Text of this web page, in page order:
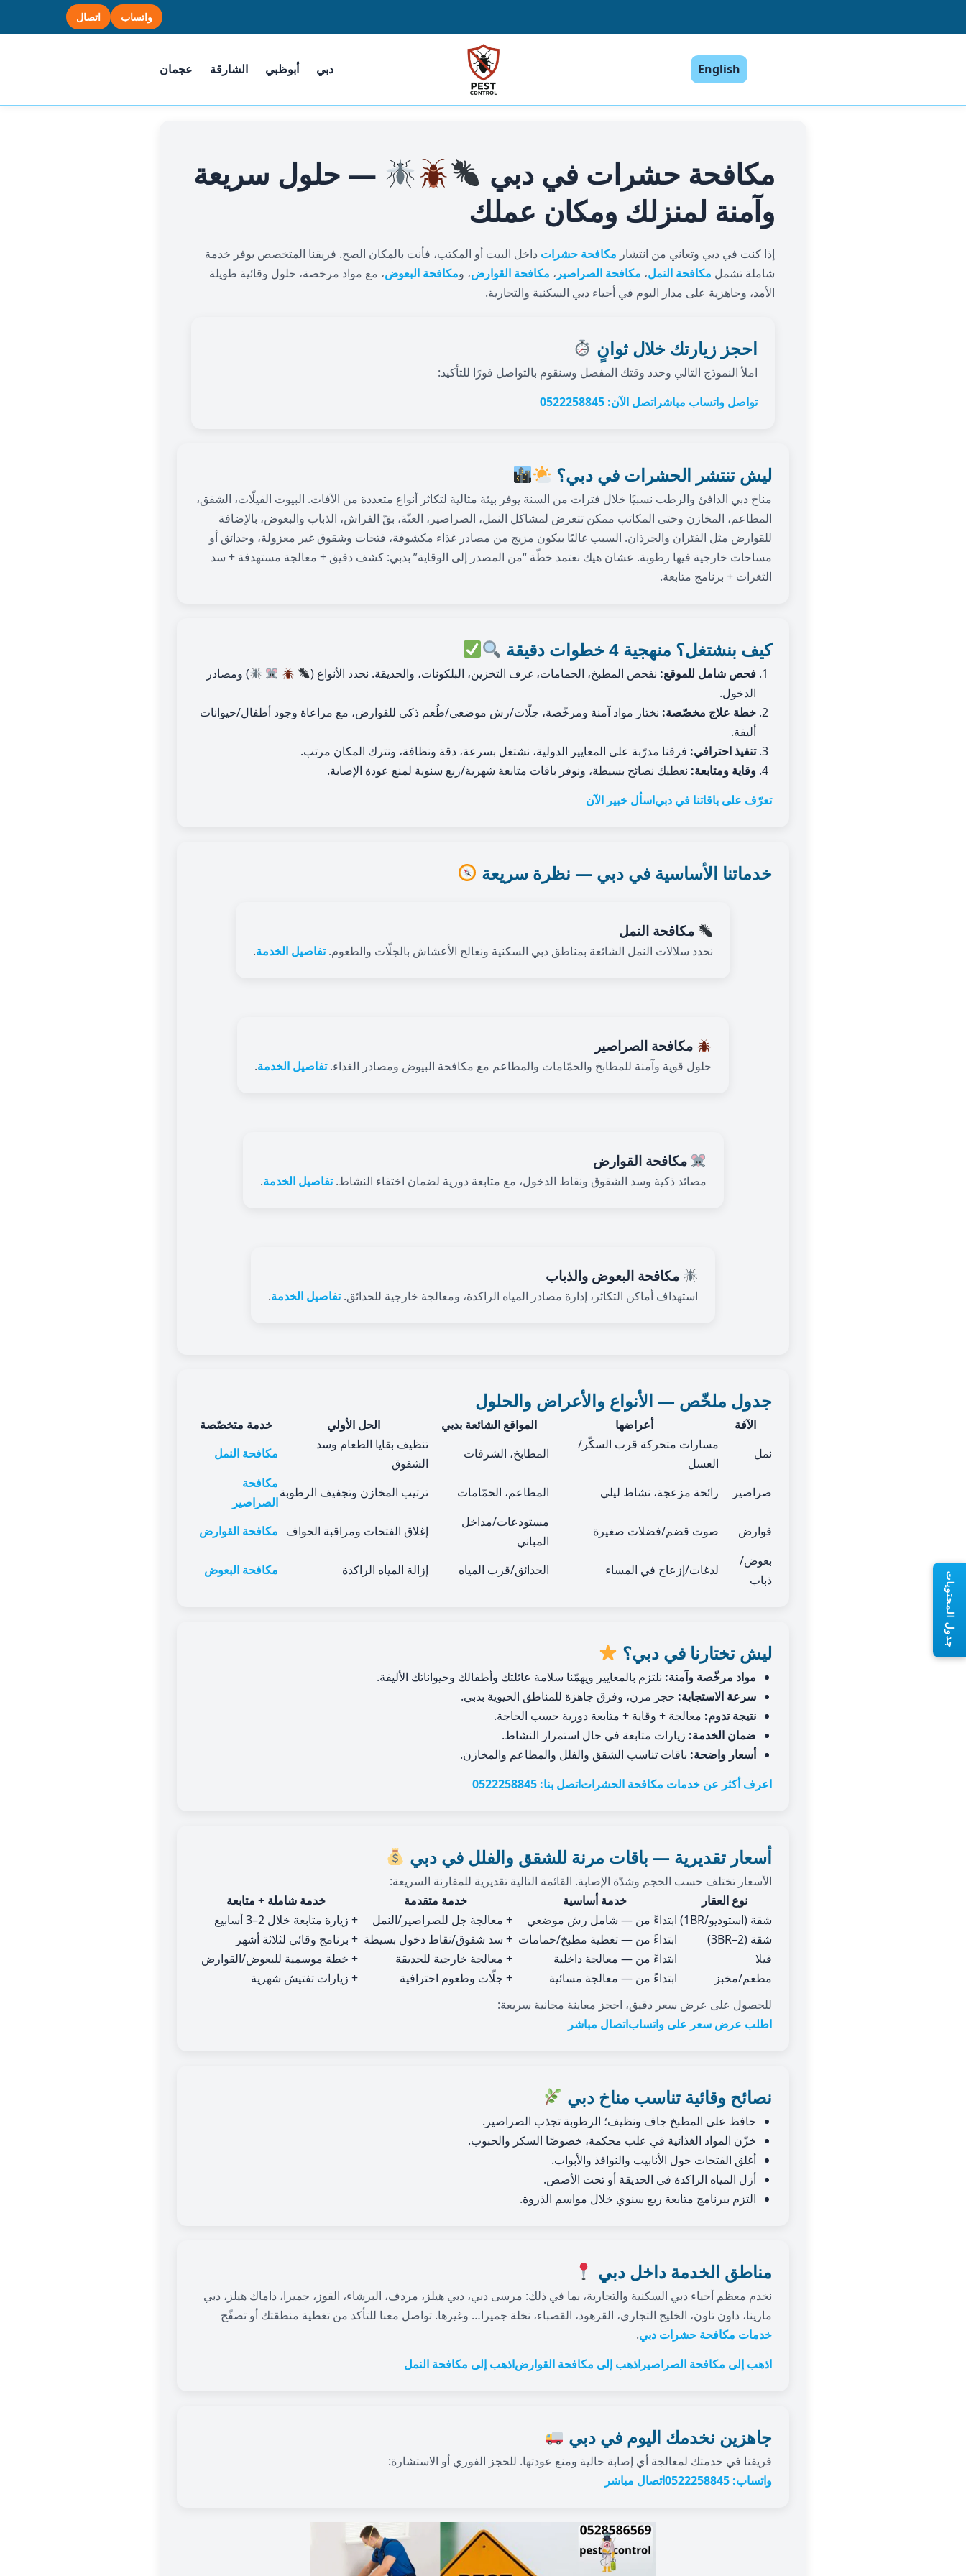
واتساب اتصال
English دبي أبوظبي الشارقة عجمان
مكافحة حشرات في دبي
— حلول سريعة
وآمنة لمنزلك ومكان عملك
إذا كنت في دبي وتعاني من انتشار مكافحة حشرات داخل البيت أو المكتب، فأنت بالمكان الصح. فريقنا المتخصص يوفر خدمة
شاملة تشمل مكافحة النمل، مكافحة الصراصير ، مكافحة القوارض، ومكافحة البعوض، مع مواد مرخصة، حلول وقائية طويلة
الأمد، وجاهزية على مدار اليوم في أحياء دبي السكنية والتجارية.
احجز زيارتك خلال ثوانٍ
املأ النموذج التالي وحدد وقتك المفضل وسنقوم بالتواصل فورًا للتأكيد:
تواصل واتساب مباشراتصل الآن: 0522258845
ليش تنتشر الحشرات في دبي؟
مناخ دبي الدافئ والرطب نسبيًا خلال فترات من السنة يوفر بيئة مثالية لتكاثر أنواع متعددة من الآفات. البيوت الفيلّات، الشقق،
المطاعم، المخازن وحتى المكاتب ممكن تتعرض لمشاكل النمل، الصراصير، العتّة، بقّ الفراش، الذباب والبعوض، بالإضافة
للقوارض مثل الفئران والجرذان. السبب غالبًا بيكون مزيج من مصادر غذاء مكشوفة، فتحات وشقوق غير معزولة، وحدائق أو
مساحات خارجية فيها رطوبة. عشان هيك نعتمد خطّة “من المصدر إلى الوقاية” بدبي: كشف دقيق + معالجة مستهدفة + سد
الثغرات + برنامج متابعة.
كيف بنشتغل؟ منهجية 4 خطوات دقيقة
فحص شامل للموقع: نفحص المطبخ، الحمامات، غرف التخزين، البلكونات، والحديقة. نحدد الأنواع (
) ومصادر
الدخول.
خطة علاج مخصّصة: نختار مواد آمنة ومرخّصة، جلّات/رش موضعي/طُعم ذكي للقوارض، مع مراعاة وجود أطفال/حيوانات
أليفة.
تنفيذ احترافي: فرقنا مدرّبة على المعايير الدولية، نشتغل بسرعة، دقة ونظافة، ونترك المكان مرتب.
وقاية ومتابعة: نعطيك نصائح بسيطة، ونوفر باقات متابعة شهرية/ربع سنوية لمنع عودة الإصابة.
تعرّف على باقاتنا في دبياسأل خبير الآن
خدماتنا الأساسية في دبي — نظرة سريعة
مكافحة النمل
نحدد سلالات النمل الشائعة بمناطق دبي السكنية ونعالج الأعشاش بالجلّات والطعوم.تفاصيل الخدمة.
مكافحة الصراصير
حلول قوية وآمنة للمطابخ والحمّامات والمطاعم مع مكافحة البيوض ومصادر الغذاء.تفاصيل الخدمة.
مكافحة القوارض
مصائد ذكية وسد الشقوق ونقاط الدخول، مع متابعة دورية لضمان اختفاء النشاط.تفاصيل الخدمة.
مكافحة البعوض والذباب
استهداف أماكن التكاثر، إدارة مصادر المياه الراكدة، ومعالجة خارجية للحدائق.تفاصيل الخدمة.
جدول ملخّص — الأنواع والأعراض والحلول
الآفة أعراضها المواقع الشائعة بدبي الحل الأولي
خدمة متخصّصة
نمل
مسارات متحركة قرب السكّر/
العسل
المطابخ، الشرفات
تنظيف بقايا الطعام وسد
الشقوق
مكافحة النمل
صراصير رائحة مزعجة، نشاط ليلي المطاعم، الحمّامات ترتيب المخازن وتجفيف الرطوبة
مكافحة
الصراصير
قوارض
صوت قضم/فضلات صغيرة
مستودعات/مداخل
المباني
إغلاق الفتحات ومراقبة الحواف مكافحة القوارض
بعوض/
ذباب
لدغات/إزعاج في المساء الحدائق/قرب المياه إزالة المياه الراكدة مكافحة البعوض
ليش تختارنا في دبي؟
مواد مرخّصة وآمنة: نلتزم بالمعايير ويهمّنا سلامة عائلتك وأطفالك وحيواناتك الأليفة.
سرعة الاستجابة: حجز مرن، وفرق جاهزة للمناطق الحيوية بدبي.
نتيجة تدوم: معالجة + وقاية + متابعة دورية حسب الحاجة.
ضمان الخدمة: زيارات متابعة في حال استمرار النشاط.
أسعار واضحة: باقات تناسب الشقق والفلل والمطاعم والمخازن.
اعرف أكثر عن خدمات مكافحة الحشراتاتصل بنا: 0522258845
أسعار تقديرية — باقات مرنة للشقق والفلل في دبي
الأسعار تختلف حسب الحجم وشدّة الإصابة. القائمة التالية تقديرية للمقارنة السريعة:
نوع العقار
خدمة أساسية خدمة متقدمة
خدمة شاملة + متابعة
شقة (استوديو/1BR)
ابتداءً من — شامل رش موضعي + معالجة جل للصراصير/النمل
+ زيارة متابعة خلال 2–3 أسابيع
شقة (2–3BR)
ابتداءً من — تغطية مطبخ/حمامات + سد شقوق/نقاط دخول بسيطة + برنامج وقائي لثلاثة أشهر
فيلا
ابتداءً من — معالجة داخلية + معالجة خارجية للحديقة
+ خطة موسمية للبعوض/القوارض
مطعم/مخبز
ابتداءً من — معالجة مسائية + جلّات وطعوم احترافية
+ زيارات تفتيش شهرية
للحصول على عرض سعر دقيق، احجز معاينة مجانية سريعة:
اطلب عرض سعر على واتساباتصال مباشر
نصائح وقائية تناسب مناخ دبي
حافظ على المطبخ جاف ونظيف؛ الرطوبة تجذب الصراصير.
خزّن المواد الغذائية في علب محكمة، خصوصًا السكر والحبوب.
أغلق الفتحات حول الأنابيب والنوافذ والأبواب.
أزل المياه الراكدة في الحديقة أو تحت الأصص.
التزم ببرنامج متابعة ربع سنوي خلال مواسم الذروة.
مناطق الخدمة داخل دبي
نخدم معظم أحياء دبي السكنية والتجارية، بما في ذلك: مرسى دبي، دبي هيلز، مردف، البرشاء، القوز، جميرا، داماك هيلز، دبي
مارينا، داون تاون، الخليج التجاري، القرهود، القصباء، نخلة جميرا… وغيرها. تواصل معنا للتأكد من تغطية منطقتك أو تصفّح
خدمات مكافحة حشرات دبي.
اذهب إلى مكافحة الصراصيراذهب إلى مكافحة القوارضاذهب إلى مكافحة النمل
جاهزين نخدمك اليوم في دبي
فريقنا في خدمتك لمعالجة أي إصابة حالية ومنع عودتها. للحجز الفوري أو الاستشارة:
واتساب: 0522258845
اتصال مباشر
جدول المحتويات